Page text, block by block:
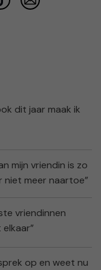
dit jaar maak ik
mijn vriendin is zo
niet meer naartoe”
vriendinnen
op en weet nu